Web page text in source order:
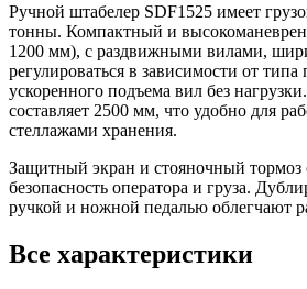
Ручной штабелер SDF1525 имеет
тонны. Компактный и
1200 мм), с раздвижными вилами,
регулироваться в зависимости от
ускоренного подъема вил без
составляет 2500 мм, что удобно для
стеллажами хранения.
Защитный экран и стояночный тормоз
безопасность оператора и груза.
ручкой и ножной педалью облегчают
Все характеристики